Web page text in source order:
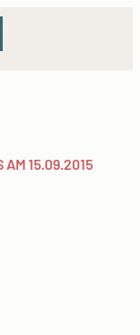
AM 15.09.2015